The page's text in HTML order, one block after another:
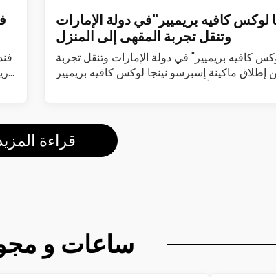
لوكس كافيه بريميير"في دولة الإمارات
وتنقل تجربة المقهى إلى المنزل
كافيه بريميير" في دولة الإمارات وتنقل تجربة
ماكينة إسبرسو نينجا لوكس كافيه بريميير
قراءة
ساعات و